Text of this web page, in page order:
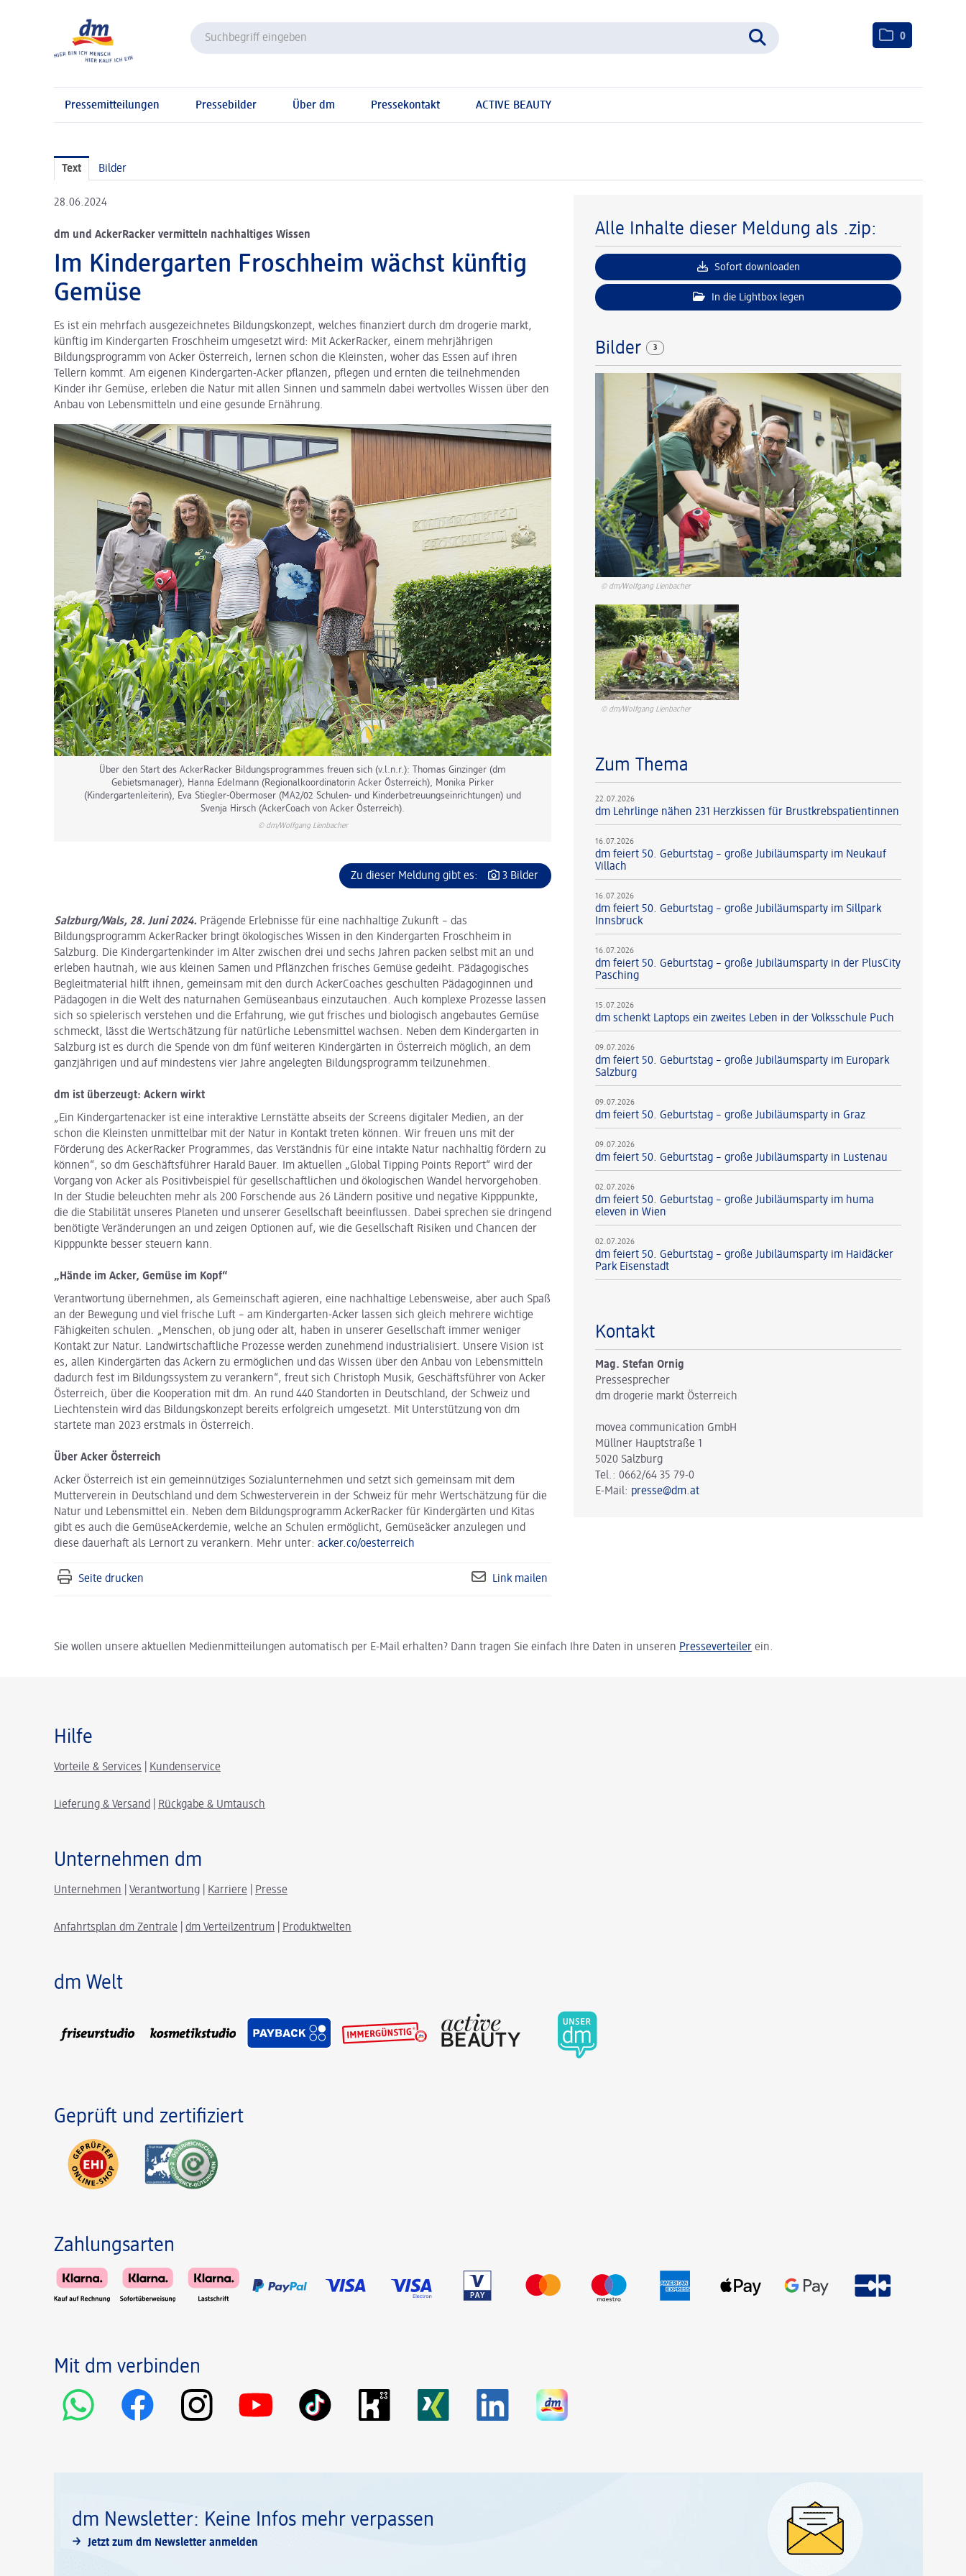
0
Pressemitteilungen Pressebilder Über dm Pressekontakt ACTIVE BEAUTY
Text Bilder
28.06.2024
dm und AckerRacker vermitteln nachhaltiges Wissen
Im Kindergarten Froschheim wächst künftig
Gemüse
Es ist ein mehrfach ausgezeichnetes Bildungskonzept, welches finanziert durch dm drogerie markt,
künftig im Kindergarten Froschheim umgesetzt wird: Mit AckerRacker, einem mehrjährigen
Bildungsprogramm von Acker Österreich, lernen schon die Kleinsten, woher das Essen auf ihren
Tellern kommt. Am eigenen Kindergarten-Acker pflanzen, pflegen und ernten die teilnehmenden
Kinder ihr Gemüse, erleben die Natur mit allen Sinnen und sammeln dabei wertvolles Wissen über den
Anbau von Lebensmitteln und eine gesunde Ernährung.
Über den Start des AckerRacker Bildungsprogrammes freuen sich (v.l.n.r.): Thomas Ginzinger (dm
Gebietsmanager), Hanna Edelmann (Regionalkoordinatorin Acker Österreich), Monika Pirker
(Kindergartenleiterin), Eva Stiegler-Obermoser (MA2/02 Schulen- und Kinderbetreuungseinrichtungen) und
Svenja Hirsch (AckerCoach von Acker Österreich).
© dm/Wolfgang Lienbacher
Zu dieser Meldung gibt es: 3 Bilder
Salzburg/Wals, 28. Juni 2024. Prägende Erlebnisse für eine nachhaltige Zukunft – das
Bildungsprogramm AckerRacker bringt ökologisches Wissen in den Kindergarten Froschheim in
Salzburg. Die Kindergartenkinder im Alter zwischen drei und sechs Jahren packen selbst mit an und
erleben hautnah, wie aus kleinen Samen und Pflänzchen frisches Gemüse gedeiht. Pädagogisches
Begleitmaterial hilft ihnen, gemeinsam mit den durch AckerCoaches geschulten Pädagoginnen und
Pädagogen in die Welt des naturnahen Gemüseanbaus einzutauchen. Auch komplexe Prozesse lassen
sich so spielerisch verstehen und die Erfahrung, wie gut frisches und biologisch angebautes Gemüse
schmeckt, lässt die Wertschätzung für natürliche Lebensmittel wachsen. Neben dem Kindergarten in
Salzburg ist es durch die Spende von dm fünf weiteren Kindergärten in Österreich möglich, an dem
ganzjährigen und auf mindestens vier Jahre angelegten Bildungsprogramm teilzunehmen.
dm ist überzeugt: Ackern wirkt
„Ein Kindergartenacker ist eine interaktive Lernstätte abseits der Screens digitaler Medien, an der
schon die Kleinsten unmittelbar mit der Natur in Kontakt treten können. Wir freuen uns mit der
Förderung des AckerRacker Programmes, das Verständnis für eine intakte Natur nachhaltig fördern zu
können“, so dm Geschäftsführer Harald Bauer. Im aktuellen „Global Tipping Points Report“ wird der
Vorgang von Acker als Positivbeispiel für gesellschaftlichen und ökologischen Wandel hervorgehoben.
In der Studie beleuchten mehr als 200 Forschende aus 26 Ländern positive und negative Kipppunkte,
die die Stabilität unseres Planeten und unserer Gesellschaft beeinflussen. Dabei sprechen sie dringend
benötigte Veränderungen an und zeigen Optionen auf, wie die Gesellschaft Risiken und Chancen der
Kipppunkte besser steuern kann.
„Hände im Acker, Gemüse im Kopf“
Verantwortung übernehmen, als Gemeinschaft agieren, eine nachhaltige Lebensweise, aber auch Spaß
an der Bewegung und viel frische Luft – am Kindergarten-Acker lassen sich gleich mehrere wichtige
Fähigkeiten schulen. „Menschen, ob jung oder alt, haben in unserer Gesellschaft immer weniger
Kontakt zur Natur. Landwirtschaftliche Prozesse werden zunehmend industrialisiert. Unsere Vision ist
es, allen Kindergärten das Ackern zu ermöglichen und das Wissen über den Anbau von Lebensmitteln
dadurch fest im Bildungssystem zu verankern“, freut sich Christoph Musik, Geschäftsführer von Acker
Österreich, über die Kooperation mit dm. An rund 440 Standorten in Deutschland, der Schweiz und
Liechtenstein wird das Bildungskonzept bereits erfolgreich umgesetzt. Mit Unterstützung von dm
startete man 2023 erstmals in Österreich.
Über Acker Österreich
Acker Österreich ist ein gemeinnütziges Sozialunternehmen und setzt sich gemeinsam mit dem
Mutterverein in Deutschland und dem Schwesterverein in der Schweiz für mehr Wertschätzung für die
Natur und Lebensmittel ein. Neben dem Bildungsprogramm AckerRacker für Kindergärten und Kitas
gibt es auch die GemüseAckerdemie, welche an Schulen ermöglicht, Gemüseäcker anzulegen und
diese dauerhaft als Lernort zu verankern. Mehr unter: acker.co/oesterreich
Seite drucken Link mailen
Alle Inhalte dieser Meldung als .zip:
Sofort downloaden
In die Lightbox legen
Bilder 3
© dm/Wolfgang Lienbacher
© dm/Wolfgang Lienbacher
Zum Thema
22.07.2026
dm Lehrlinge nähen 231 Herzkissen für Brustkrebspatientinnen
16.07.2026
dm feiert 50. Geburtstag – große Jubiläumsparty im Neukauf
Villach
16.07.2026
dm feiert 50. Geburtstag – große Jubiläumsparty im Sillpark
Innsbruck
16.07.2026
dm feiert 50. Geburtstag – große Jubiläumsparty in der PlusCity
Pasching
15.07.2026
dm schenkt Laptops ein zweites Leben in der Volksschule Puch
09.07.2026
dm feiert 50. Geburtstag – große Jubiläumsparty im Europark
Salzburg
09.07.2026
dm feiert 50. Geburtstag – große Jubiläumsparty in Graz
09.07.2026
dm feiert 50. Geburtstag – große Jubiläumsparty in Lustenau
02.07.2026
dm feiert 50. Geburtstag – große Jubiläumsparty im huma
eleven in Wien
02.07.2026
dm feiert 50. Geburtstag – große Jubiläumsparty im Haidäcker
Park Eisenstadt
Kontakt
Mag. Stefan Ornig
Pressesprecher
dm drogerie markt Österreich
movea communication GmbH
Müllner Hauptstraße 1
5020 Salzburg
Tel.: 0662/64 35 79-0
E-Mail: presse@dm.at
Sie wollen unsere aktuellen Medienmitteilungen automatisch per E-Mail erhalten? Dann tragen Sie einfach Ihre Daten in unseren Presseverteiler ein.
Hilfe
Vorteile & Services Kundenservice
Lieferung & Versand Rückgabe & Umtausch
Unternehmen dm
Unternehmen Verantwortung Karriere Presse
Anfahrtsplan dm Zentrale dm Verteilzentrum Produktwelten
dm Welt
Geprüft und zertifiziert
Zahlungsarten
Mit dm verbinden
dm Newsletter: Keine Infos mehr verpassen
Jetzt zum dm Newsletter anmelden